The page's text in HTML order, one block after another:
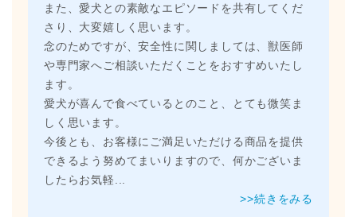
また、愛犬との素敵なエピソードを共有してくだ
さり、大変嬉しく思います。
念のためですが、安全性に関しましては、獣医師
や専門家へご相談いただくことをおすすめいたし
ます。
愛犬が喜んで食べているとのこと、とても微笑ま
しく思います。
今後とも、お客様にご満足いただける商品を提供
できるよう努めてまいりますので、何かございま
したらお気軽
>>続きをみる